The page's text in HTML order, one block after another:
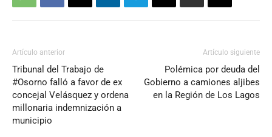
Artículo anterior
Tribunal del Trabajo de
#Osorno falló a favor de ex
concejal Velásquez y ordena
millonaria indemnización a
municipio
Artículo siguiente
Polémica por deuda del
Gobierno a camiones aljibes
en la Región de Los Lagos